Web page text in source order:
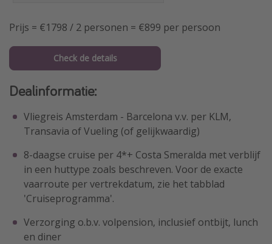
Prijs = €1798 / 2 personen = €899 per persoon
Check de details
Dealinformatie:
Vliegreis Amsterdam - Barcelona v.v. per KLM,
Transavia of Vueling (of gelijkwaardig)
8-daagse cruise per 4*+ Costa Smeralda met verblijf
in een huttype zoals beschreven. Voor de exacte
vaarroute per vertrekdatum, zie het tabblad
'Cruiseprogramma'.
Verzorging o.b.v. volpension, inclusief ontbijt, lunch
en diner